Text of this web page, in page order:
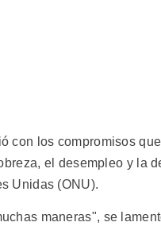
con los compromisos
el desempleo y la
Unidas (ONU).
maneras", se